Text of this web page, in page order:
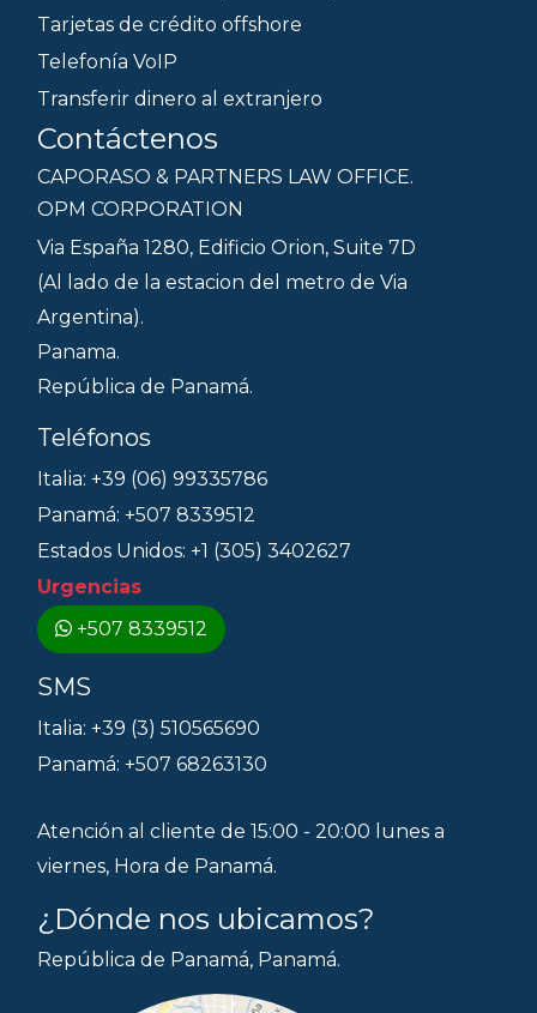
Tarjetas de crédito offshore
Telefonía VoIP
Transferir dinero al extranjero
Contáctenos
CAPORASO & PARTNERS LAW OFFICE.
OPM CORPORATION
Via España 1280, Edificio Orion, Suite 7D
(Al lado de la estacion del metro de Via
Argentina).
Panama.
República de Panamá.
Teléfonos
Italia: +39 (06) 99335786
Panamá: +507 8339512
Estados Unidos: +1 (305) 3402627
Urgencias
+507 8339512
SMS
Italia: +39 (3) 510565690
Panamá: +507 68263130
Atención al cliente de 15:00 - 20:00 lunes a
viernes, Hora de Panamá.
¿Dónde nos ubicamos?
República de Panamá, Panamá.